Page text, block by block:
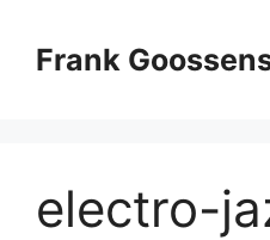
contentFrank
electro-